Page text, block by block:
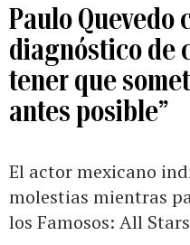
Paulo Quevedo
diagnóstico de
tener que
antes posible”
El actor mexicano
molestias mientras
los Famosos: All